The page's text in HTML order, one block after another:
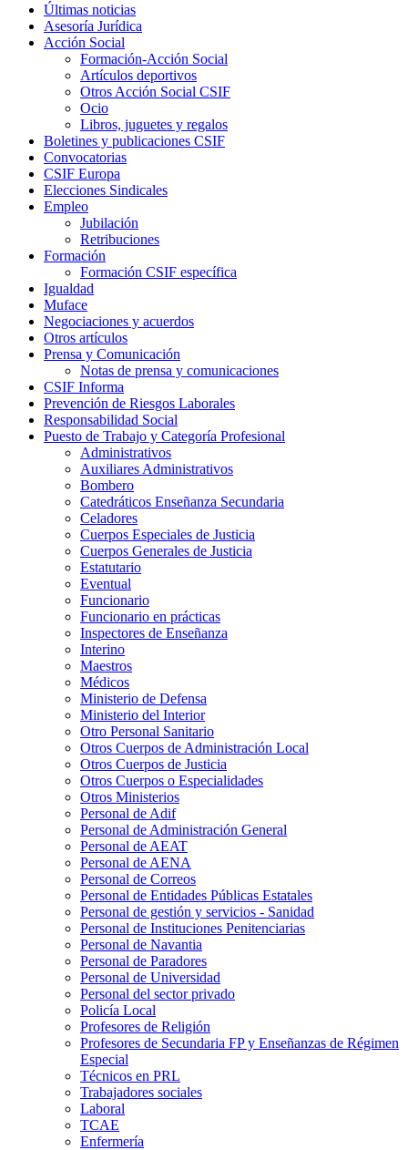
Últimas noticias
Asesoría Jurídica
Acción Social
Formación-Acción Social
Artículos deportivos
Otros Acción Social CSIF
Ocio
Libros, juguetes y regalos
Boletines y publicaciones CSIF
Convocatorias
CSIF Europa
Elecciones Sindicales
Empleo
Jubilación
Retribuciones
Formación
Formación CSIF específica
Igualdad
Muface
Negociaciones y acuerdos
Otros artículos
Prensa y Comunicación
Notas de prensa y comunicaciones
CSIF Informa
Prevención de Riesgos Laborales
Responsabilidad Social
Puesto de Trabajo y Categoría Profesional
Administrativos
Auxiliares Administrativos
Bombero
Catedráticos Enseñanza Secundaria
Celadores
Cuerpos Especiales de Justicia
Cuerpos Generales de Justicia
Estatutario
Eventual
Funcionario
Funcionario en prácticas
Inspectores de Enseñanza
Interino
Maestros
Médicos
Ministerio de Defensa
Ministerio del Interior
Otro Personal Sanitario
Otros Cuerpos de Administración Local
Otros Cuerpos de Justicia
Otros Cuerpos o Especialidades
Otros Ministerios
Personal de Adif
Personal de Administración General
Personal de AEAT
Personal de AENA
Personal de Correos
Personal de Entidades Públicas Estatales
Personal de gestión y servicios - Sanidad
Personal de Instituciones Penitenciarias
Personal de Navantia
Personal de Paradores
Personal de Universidad
Personal del sector privado
Policía Local
Profesores de Religión
Profesores de Secundaria FP y Enseñanzas de Régimen
Especial
Técnicos en PRL
Trabajadores sociales
Laboral
TCAE
Enfermería